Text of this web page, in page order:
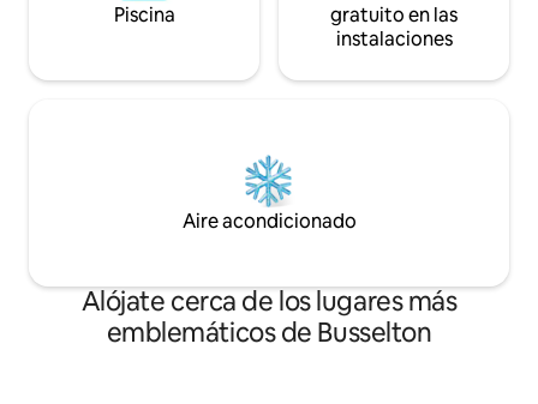
Piscina
gratuito en las
instalaciones
Aire acondicionado
Alójate cerca de los lugares más
emblemáticos de Busselton